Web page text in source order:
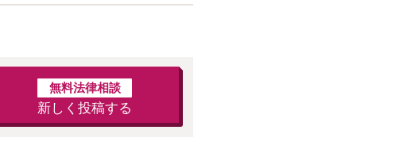
無料法律相談
新しく投稿する